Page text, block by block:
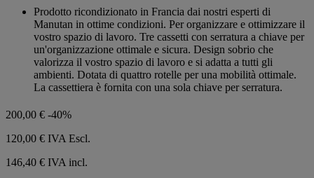
Prodotto ricondizionato in Francia dai nostri esperti di
Manutan in ottime condizioni. Per organizzare e ottimizzare il
vostro spazio di lavoro. Tre cassetti con serratura a chiave per
un'organizzazione ottimale e sicura. Design sobrio che
valorizza il vostro spazio di lavoro e si adatta a tutti gli
ambienti. Dotata di quattro rotelle per una mobilità ottimale.
La cassettiera è fornita con una sola chiave per serratura.
200,00 € -40%
120,00 € IVA Escl.
146,40 € IVA incl.